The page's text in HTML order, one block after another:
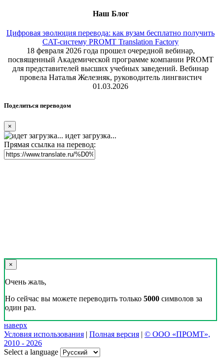
Наш Блог
Цифровая эволюция перевода: как вузам бесплатно получить
CAT-систему PROMT Translation Factory
18 февраля 2026 года прошел очередной вебинар,
посвященный Академической программе компании PROMT
для представителей высших учебных заведений. Вебинар
провела Наталья Железняк, руководитель лингвистич
01.03.2026
Поделиться переводом
×
идет загрузка...
Прямая ссылка на перевод:
×
Очень жаль,
Но сейчас вы можете переводить только 5000 символов за
один раз.
наверх
Условия использования | Полная версия | © ООО «ПРОМТ»,
2010 - 2026
Select a language